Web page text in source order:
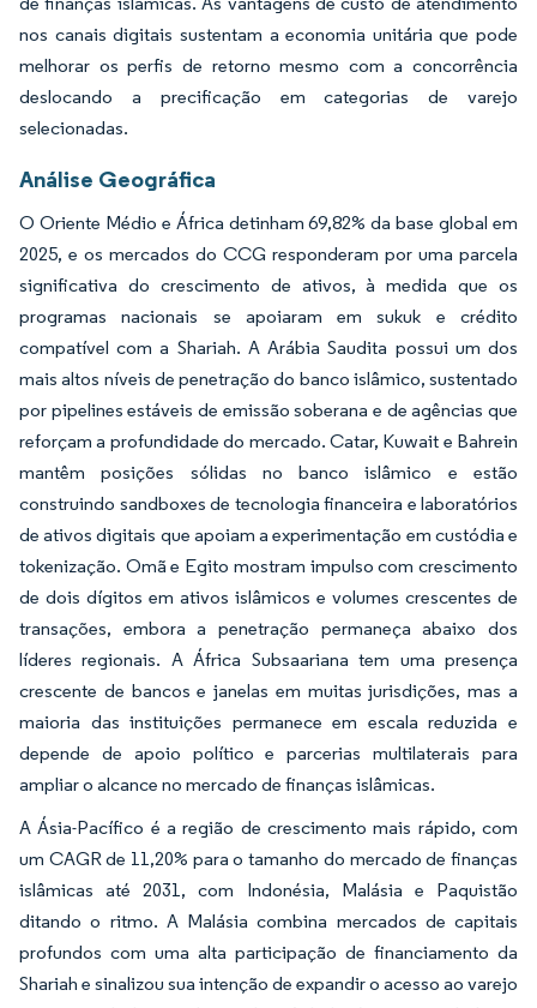
nos canais digitais sustentam a economia unitária que pode
melhorar os perfis de retorno mesmo com a concorrência
deslocando a precificação em categorias de varejo
selecionadas.
Análise Geográfica
O Oriente Médio e África detinham 69,82% da base global em
2025, e os mercados do CCG responderam por uma parcela
significativa do crescimento de ativos, à medida que os
programas nacionais se apoiaram em sukuk e crédito
compatível com a Shariah. A Arábia Saudita possui um dos
mais altos níveis de penetração do banco islâmico, sustentado
por pipelines estáveis de emissão soberana e de agências que
reforçam a profundidade do mercado. Catar, Kuwait e Bahrein
mantêm posições sólidas no banco islâmico e estão
construindo sandboxes de tecnologia financeira e laboratórios
de ativos digitais que apoiam a experimentação em custódia e
tokenização. Omã e Egito mostram impulso com crescimento
de dois dígitos em ativos islâmicos e volumes crescentes de
transações, embora a penetração permaneça abaixo dos
líderes regionais. A África Subsaariana tem uma presença
crescente de bancos e janelas em muitas jurisdições, mas a
maioria das instituições permanece em escala reduzida e
depende de apoio político e parcerias multilaterais para
ampliar o alcance no mercado de finanças islâmicas.
A Ásia-Pacífico é a região de crescimento mais rápido, com
um CAGR de 11,20% para o tamanho do mercado de finanças
islâmicas até 2031, com Indonésia, Malásia e Paquistão
ditando o ritmo. A Malásia combina mercados de capitais
profundos com uma alta participação de financiamento da
Shariah e sinalizou sua intenção de expandir o acesso ao varejo